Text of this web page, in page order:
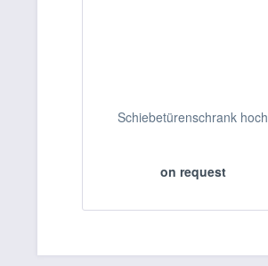
Schiebetürenschrank hoch
on request